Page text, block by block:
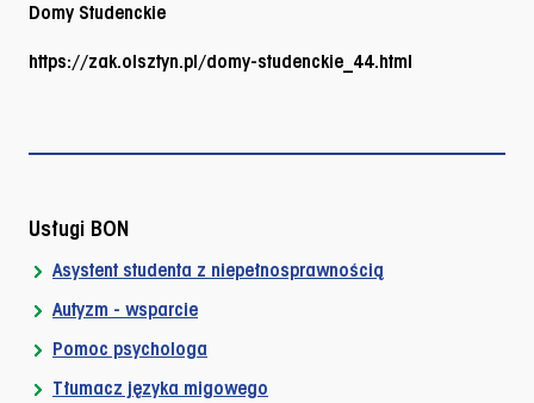
Domy Studenckie
https://zak.olsztyn.pl/domy-studenckie_44.html
Usługi BON
Asystent studenta z niepełnosprawnością
Autyzm - wsparcie
Pomoc psychologa
Tłumacz języka migowego